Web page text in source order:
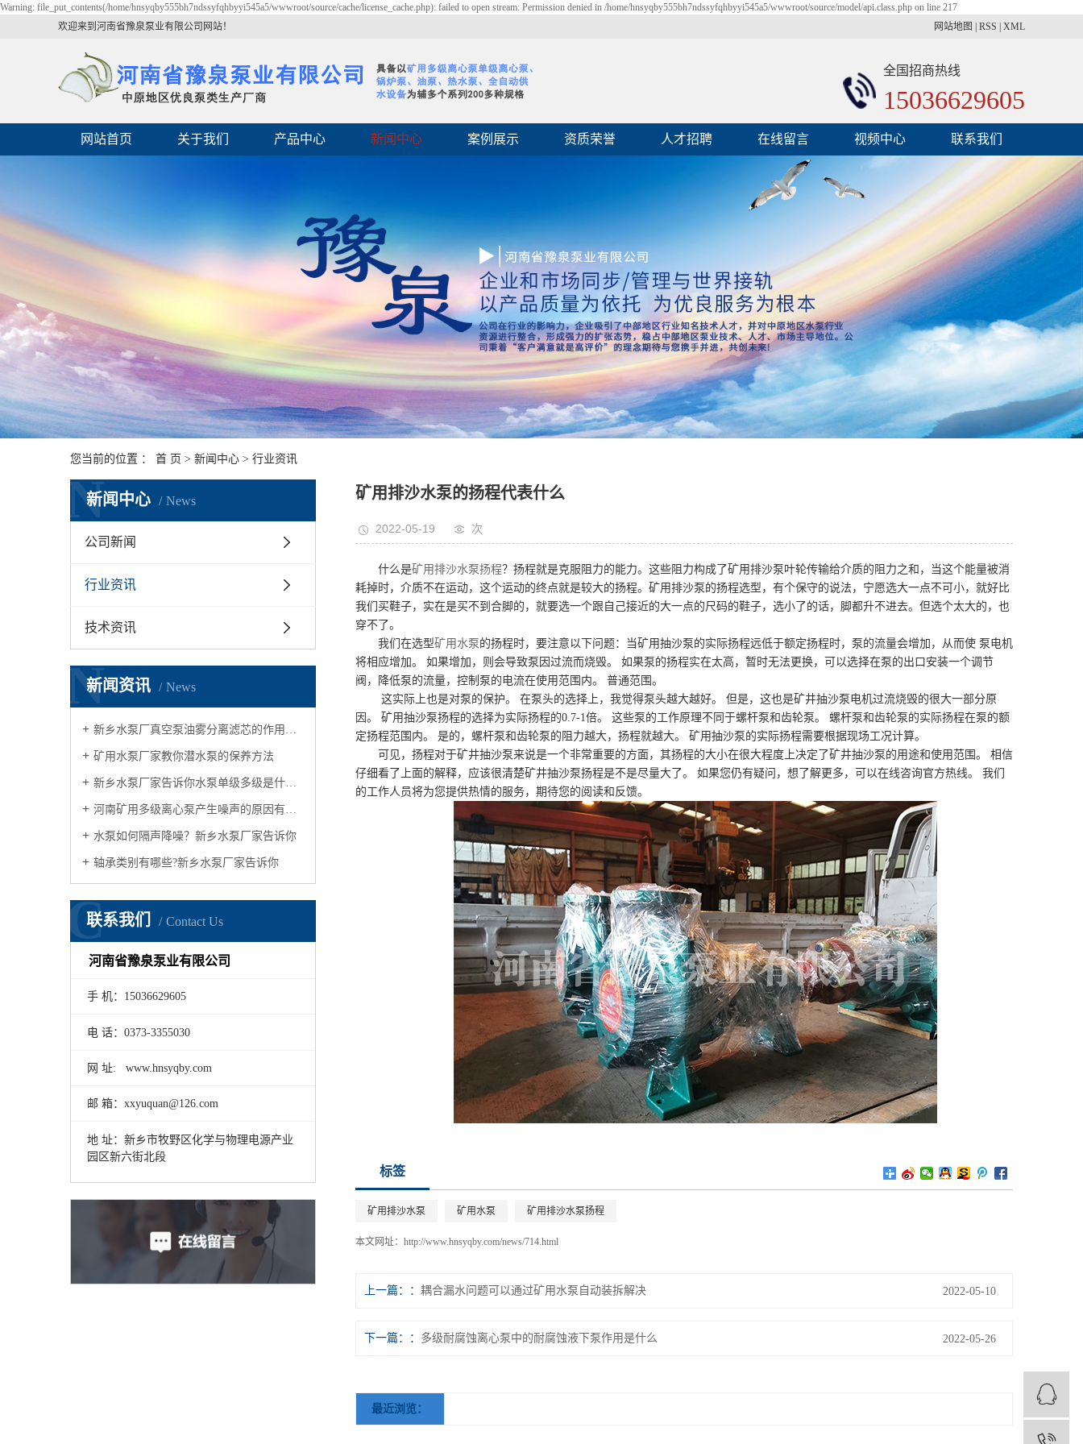
Warning: file_put_contents(/home/hnsyqby555bh7ndssyfqhbyyi545a5/wwwroot/source/cache/license_cache.php): failed to open stream: Permission denied in /home/hnsyqby555bh7ndssyfqhbyyi545a5/wwwroot/source/model/api.class.php on line 217
欢迎来到河南省豫泉泵业有限公司网站！
网站地图 RSS XML
全国招商热线
15036629605
网站首页 关于我们 产品中心 新闻中心 案例展示 资质荣誉 人才招聘 在线留言 视频中心 联系我们
您当前的位置 ： 首 页 > 新闻中心 > 行业资讯
新闻中心 News
N
公司新闻
行业资讯
技术资讯
新闻资讯 News
N
新乡水泵厂真空泵油雾分离滤芯的作用有哪几点？
矿用水泵厂家教你潜水泵的保养方法
新乡水泵厂家告诉你水泵单级多级是什么意思
河南矿用多级离心泵产生噪声的原因有哪些?矿用水泵厂家告诉你
水泵如何隔声降噪？新乡水泵厂家告诉你
轴承类别有哪些?新乡水泵厂家告诉你
联系我们 Contact Us
C
河南省豫泉泵业有限公司
手 机：15036629605
电 话：0373-3355030
网 址: www.hnsyqby.com
邮 箱：xxyuquan@126.com
地 址：新乡市牧野区化学与物理电源产业
园区新六街北段
矿用排沙水泵的扬程代表什么
2022-05-19 次
什么是矿用排沙水泵扬程？扬程就是克服阻力的能力。这些阻力构成了矿用排沙泵叶轮传输给介质的阻力之和，当这个能量被消
耗掉时，介质不在运动，这个运动的终点就是较大的扬程。矿用排沙泵的扬程选型，有个保守的说法，宁愿选大一点不可小，就好比
我们买鞋子，实在是买不到合脚的，就要选一个跟自己接近的大一点的尺码的鞋子，选小了的话，脚都升不进去。但选个太大的，也
穿不了。
我们在选型矿用水泵 的扬程时，要注意以下问题：当矿用抽沙泵的实际扬程远低于额定扬程时，泵的流量会增加，从而使 泵电机
将相应增加。 如果增加，则会导致泵因过流而烧毁。 如果泵的扬程实在太高，暂时无法更换，可以选择在泵的出口安装一个调节
阀，降低泵的流量，控制泵的电流在使用范围内。 普通范围。
这实际上也是对泵的保护。 在泵头的选择上，我觉得泵头越大越好。 但是，这也是矿井抽沙泵电机过流烧毁的很大一部分原
因。 矿用抽沙泵扬程的选择为实际扬程的0.7-1倍。 这些泵的工作原理不同于螺杆泵和齿轮泵。 螺杆泵和齿轮泵的实际扬程在泵的额
定扬程范围内。 是的，螺杆泵和齿轮泵的阻力越大，扬程就越大。 矿用抽沙泵的实际扬程需要根据现场工况计算。
可见，扬程对于矿井抽沙泵来说是一个非常重要的方面，其扬程的大小在很大程度上决定了矿井抽沙泵的用途和使用范围。 相信
仔细看了上面的解释，应该很清楚矿井抽沙泵扬程是不是尽量大了。 如果您仍有疑问，想了解更多，可以在线咨询官方热线。 我们
的工作人员将为您提供热情的服务，期待您的阅读和反馈。
标签
矿用排沙水泵 矿用水泵 矿用排沙水泵扬程
本文网址： http://www.hnsyqby.com/news/714.html
上一篇： 耦合漏水问题可以通过矿用水泵自动装拆解决 2022-05-10
下一篇： 多级耐腐蚀离心泵中的耐腐蚀液下泵作用是什么 2022-05-26
最近浏览：